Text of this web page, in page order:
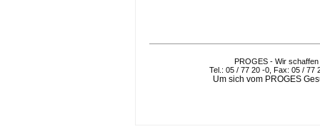
PROGES - Wir
Tel.: 05 / 77 20 -0, Fax: 05 / 77
Um sich vom PROGES